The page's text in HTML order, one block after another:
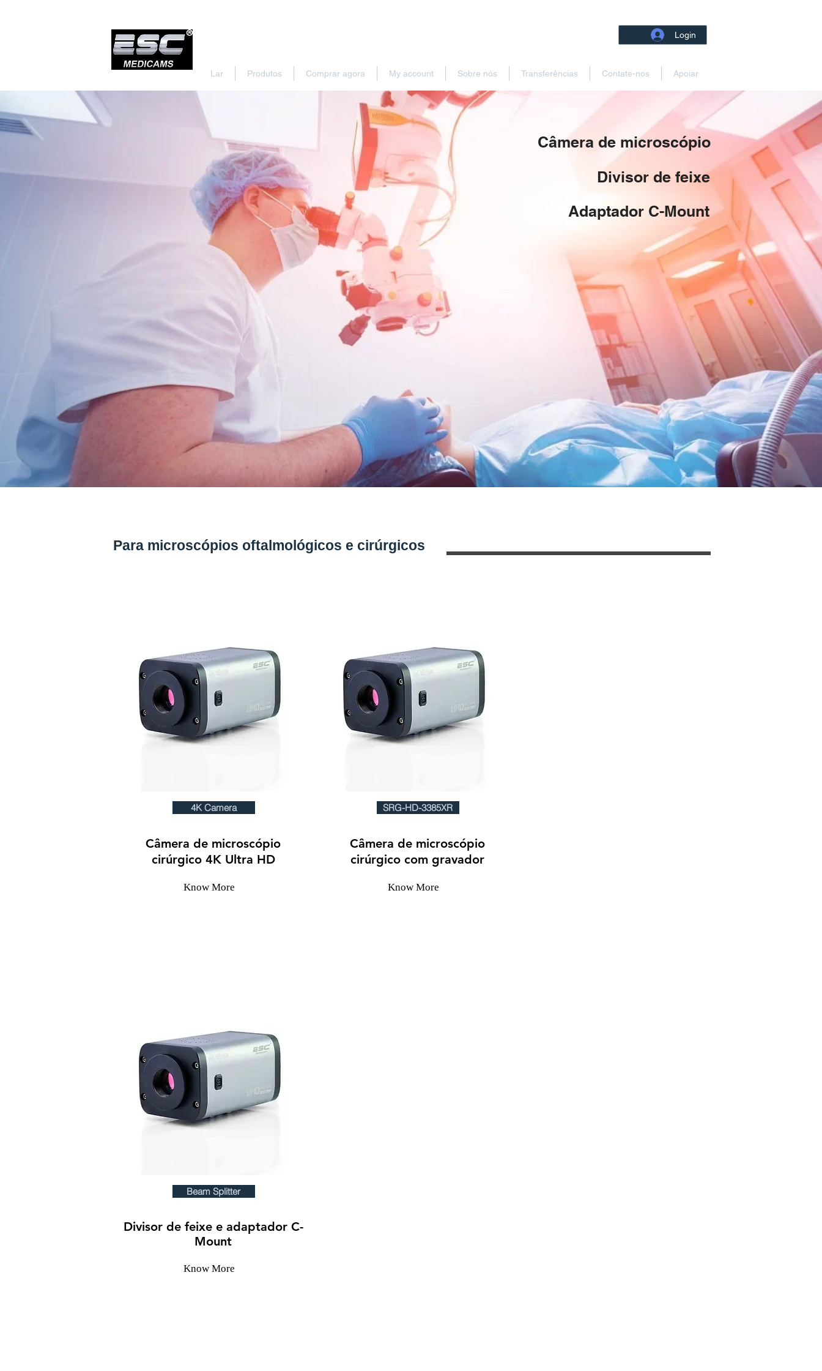
Login
Lar Produtos Comprar agora My account Sobre nós Transferências Contate-nos Apoiar
Câmera de microscópio
Divisor de feixe
Adaptador C-Mount
Para microscópios oftalmológicos e cirúrgicos
4K Camera
Câmera de microscópio
cirúrgico 4K Ultra HD
Know More
Beam Splitter
Divisor de feixe e adaptador C-
Mount
Know More
SRG-HD-3385XR
Câmera de microscópio
cirúrgico com gravador
Know More